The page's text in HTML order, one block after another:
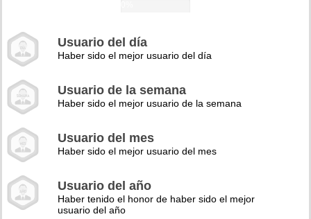
Usuario del día
Haber sido el mejor usuario del día
Usuario de la semana
Haber sido el mejor usuario de la semana
Usuario del mes
Haber sido el mejor usuario del mes
Usuario del año
Haber tenido el honor de haber sido el mejor
usuario del año